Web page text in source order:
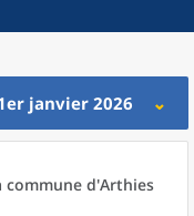
janvier 2026
commune d'Arthies